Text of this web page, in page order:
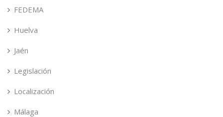
FEDEMA
Huelva
Jaén
Legislación
Localización
Málaga